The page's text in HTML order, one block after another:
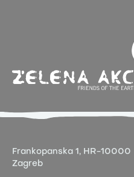
Frankopanska 1, HR-10000
Zagreb